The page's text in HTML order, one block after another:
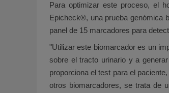
Para optimizar este proceso, el
Epicheck®, una prueba genómica
panel de 15 marcadores para
"Utilizar este biomarcador es un
sobre el tracto urinario y a
proporciona el test para el
otros biomarcadores, se trata de